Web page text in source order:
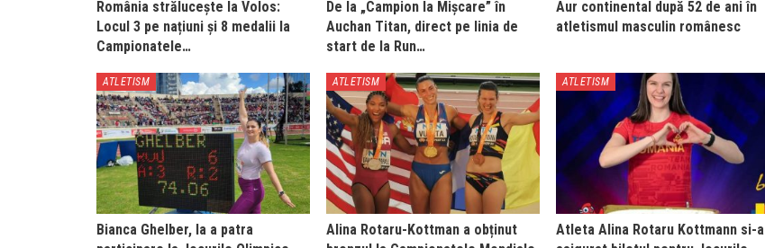
România strălucește la Volos:
Locul 3 pe națiuni și 8 medalii la
Campionatele…
De la „Campion la Mișcare” în
Auchan Titan, direct pe linia de
start de la Run…
Aur continental după 52 de ani în
atletismul masculin românesc
ATLETISM
Bianca Ghelber, la a patra
ATLETISM
Alina Rotaru-Kottman a obținut
ATLETISM
Atleta Alina Rotaru Kottmann si-a